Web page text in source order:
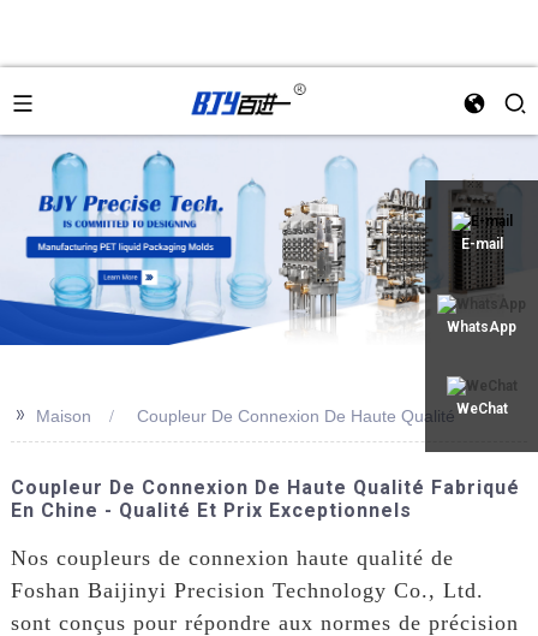
E-mail
WhatsApp
WeChat
>> Maison Coupleur De Connexion De Haute Qualité
Coupleur De Connexion De Haute Qualité Fabriqué
En Chine - Qualité Et Prix Exceptionnels
Nos coupleurs de connexion haute qualité de
Foshan Baijinyi Precision Technology Co., Ltd.
sont conçus pour répondre aux normes de précision